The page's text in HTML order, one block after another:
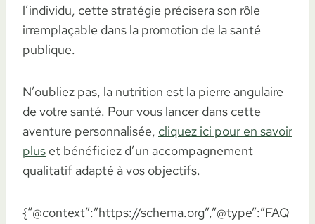
l’individu, cette stratégie précisera son rôle
irremplaçable dans la promotion de la santé
publique.
N’oubliez pas, la nutrition est la pierre angulaire
de votre santé. Pour vous lancer dans cette
aventure personnalisée, cliquez ici pour en savoir
plus et bénéficiez d’un accompagnement
qualitatif adapté à vos objectifs.
{“@context”:”https://schema.org”,”@type”:”FAQ